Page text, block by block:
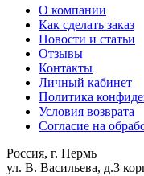
О компании
Как сделать заказ
Новости и статьи
Отзывы
Контакты
Личный кабинет
Политика
Условия возврата
Согласие на
Россия, г. Пермь
ул. В. Васильева, д.3